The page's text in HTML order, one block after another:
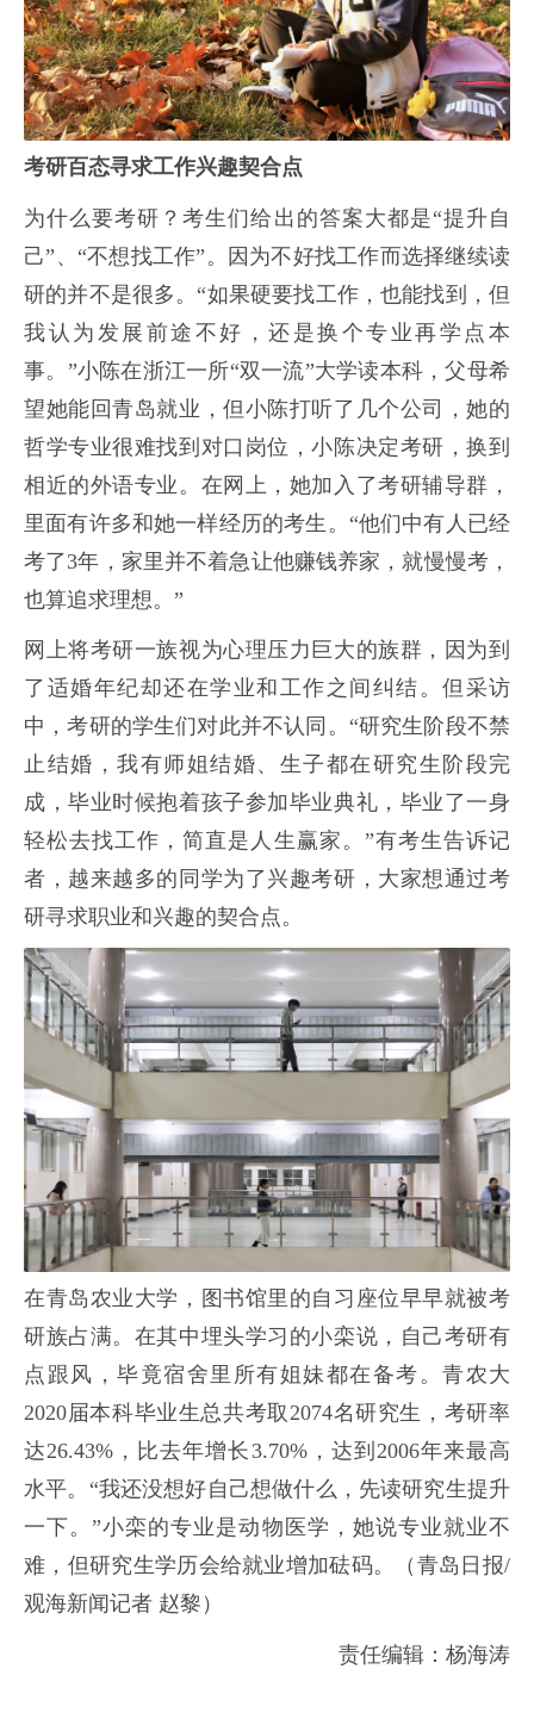
考研百态寻求工作兴趣契合点
为什么要考研？考生们给出的答案大都是“提升自
己”、“不想找工作”。因为不好找工作而选择继续读
研的并不是很多。“如果硬要找工作，也能找到，但
我认为发展前途不好，还是换个专业再学点本
事。”小陈在浙江一所“双一流”大学读本科，父母希
望她能回青岛就业，但小陈打听了几个公司，她的
哲学专业很难找到对口岗位，小陈决定考研，换到
相近的外语专业。在网上，她加入了考研辅导群，
里面有许多和她一样经历的考生。“他们中有人已经
考了3年，家里并不着急让他赚钱养家，就慢慢考，
也算追求理想。”
网上将考研一族视为心理压力巨大的族群，因为到
了适婚年纪却还在学业和工作之间纠结。但采访
中，考研的学生们对此并不认同。“研究生阶段不禁
止结婚，我有师姐结婚、生子都在研究生阶段完
成，毕业时候抱着孩子参加毕业典礼，毕业了一身
轻松去找工作，简直是人生赢家。”有考生告诉记
者，越来越多的同学为了兴趣考研，大家想通过考
研寻求职业和兴趣的契合点。
在青岛农业大学，图书馆里的自习座位早早就被考
研族占满。在其中埋头学习的小栾说，自己考研有
点跟风，毕竟宿舍里所有姐妹都在备考。青农大
2020届本科毕业生总共考取2074名研究生，考研率
达26.43%，比去年增长3.70%，达到2006年来最高
水平。“我还没想好自己想做什么，先读研究生提升
一下。”小栾的专业是动物医学，她说专业就业不
难，但研究生学历会给就业增加砝码。
（青岛日报/
观海新闻记者 赵黎）
责任编辑：杨海涛